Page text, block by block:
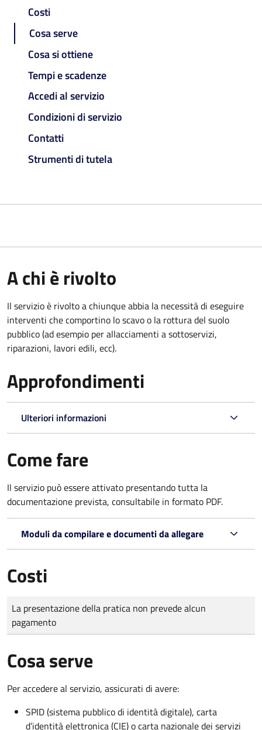
Costi
Cosa serve
Cosa si ottiene
Tempi e scadenze
Accedi al servizio
Condizioni di servizio
Contatti
Strumenti di tutela
A chi è rivolto
Il servizio è rivolto a chiunque abbia la necessità di eseguire
interventi che comportino lo scavo o la rottura del suolo
pubblico (ad esempio per allacciamenti a sottoservizi,
riparazioni, lavori edili, ecc).
Approfondimenti
Ulteriori informazioni
Come fare
Il servizio può essere attivato presentando tutta la
documentazione prevista, consultabile in formato PDF.
Moduli da compilare e documenti da allegare
Costi
Tipo di pagamento
Importo
La presentazione della pratica non prevede alcun
pagamento
Cosa serve
Per accedere al servizio, assicurati di avere:
SPID (sistema pubblico di identità digitale), carta
d’identità elettronica (CIE) o carta nazionale dei servizi